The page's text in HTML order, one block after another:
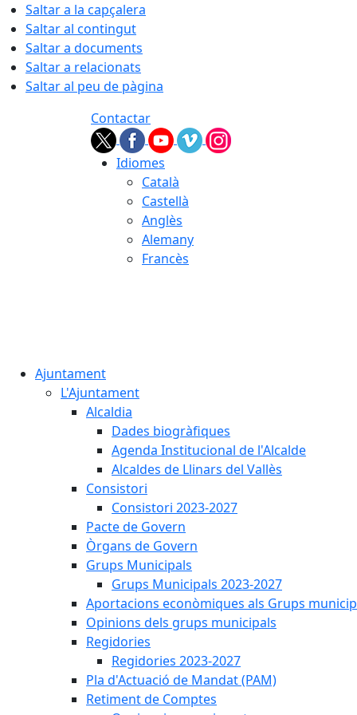
Saltar a la capçalera
Saltar al contingut
Saltar a documents
Saltar a relacionats
Saltar al peu de pàgina
Contactar
Idiomes
Català
Castellà
Anglès
Alemany
Francès
Ajuntament
L'Ajuntament
Alcaldia
Dades biogràfiques
Agenda Institucional de l'Alcalde
Alcaldes de Llinars del Vallès
Consistori
Consistori 2023-2027
Pacte de Govern
Òrgans de Govern
Grups Municipals
Grups Municipals 2023-2027
Aportacions econòmiques als Grups
Opinions dels grups municipals
Regidories
Regidories 2023-2027
Pla d'Actuació de Mandat (PAM)
Retiment de Comptes